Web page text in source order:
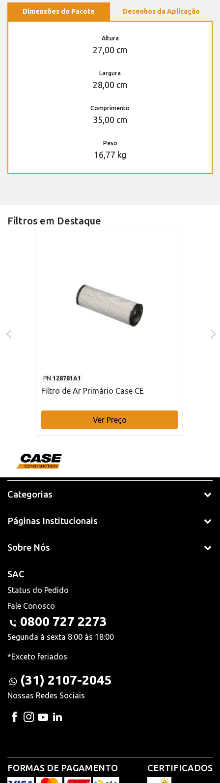
Dimensões do Pacote Desenhos da Aplicação
Altura
27,00 cm
Largura
28,00 cm
Comprimento
35,00 cm
Peso
16,77 kg
Filtros em Destaque
PN 128781A1
Filtro de Ar Primário Case CE
Ver Preço
Categorias
Páginas Institucionais
Sobre Nós
SAC
Status do Pedido
Fale Conosco
0800 727 2273
Segunda à sexta 8:00 às 18:00
*Exceto feriados
(31) 2107-2045
Nossas Redes Sociais
FORMAS DE PAGAMENTO CERTIFICADOS